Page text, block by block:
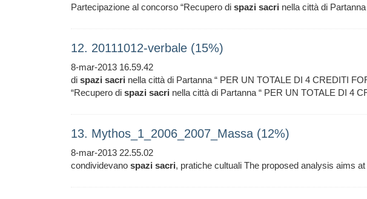
Partecipazione al concorso “Recupero di spazi sacri nella città di Partanna
12. 20111012-verbale (15%)
8-mar-2013 16.59.42
di spazi sacri nella città di Partanna “ PER UN TOTALE DI 4 CREDITI
“Recupero di spazi sacri nella città di Partanna “ PER UN TOTALE DI 4
13. Mythos_1_2006_2007_Massa (12%)
8-mar-2013 22.55.02
condividevano spazi sacri, pratiche cultuali The proposed analysis aims